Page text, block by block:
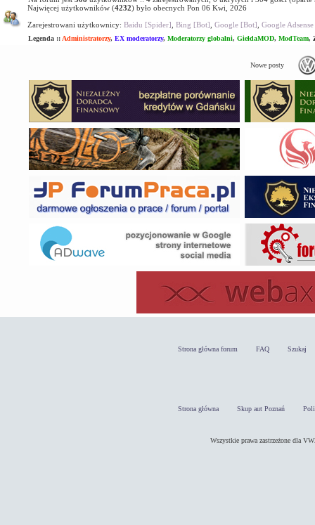
Najwięcej użytkowników (4232) było obecnych Pon 06 Kwi, 2026
Zarejestrowani użytkownicy: Baidu [Spider] Bing [Bot] Google [Bot] Google
Legenda :: Administratorzy, EX moderatorzy, Moderatorzy globalni, GiełdaMOD, ModTeam,
Nowe posty
Strona główna forum FAQ Szukaj
Strona główna Skup aut Poznań
Wszystkie prawa zastrzeżone dla